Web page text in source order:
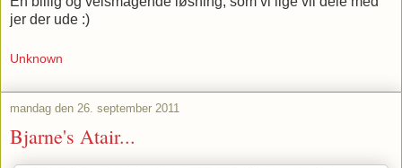
jer der ude :)
Unknown
mandag den 26. september 2011
Bjarne's Atair...